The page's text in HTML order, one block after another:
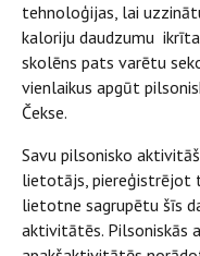
tehnoloģijas, lai
kaloriju daudzumu
skolēns pats varētu
vienlaikus apgūt
Čekse.
Savu pilsonisko
lietotājs, piereģistrējot
lietotne sagrupētu šīs
aktivitātēs. Pilsoniskās